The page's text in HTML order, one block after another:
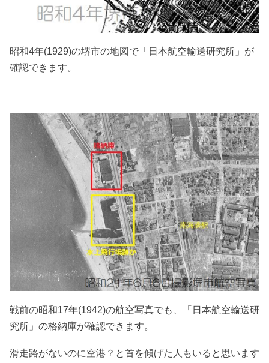
昭和4年(1929)の堺市の地図で「日本航空輸送研究所」が
確認できます。
戦前の昭和17年(1942)の航空写真でも、「日本航空輸送研
究所」の格納庫が確認できます。
滑走路がないのに空港？と首を傾げた人もいると思います